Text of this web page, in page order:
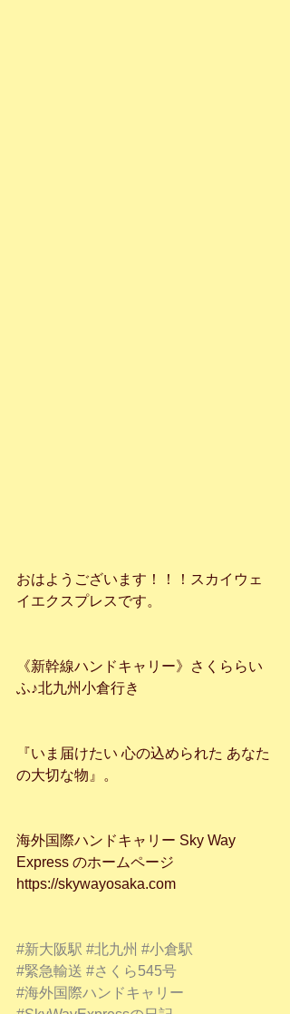
おはようございます！！！スカイウェ
イエクスプレスです。
《新幹線ハンドキャリー》さくららい
ふ♪北九州小倉行き
『いま届けたい 心の込められた あなた
の大切な物』。
海外国際ハンドキャリー Sky Way
Express のホームページ
https://skywayosaka.com
#新大阪駅 #北九州 #小倉駅
#緊急輸送 #さくら545号
#海外国際ハンドキャリー